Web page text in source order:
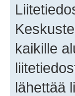
kaikille
lähettää